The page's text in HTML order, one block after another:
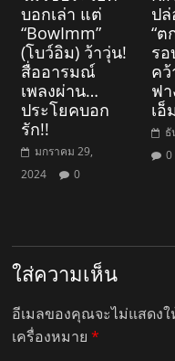
บอกเล่า แต่
“BowImm”
(โบว์อิม) ว้าวุ่น!
สื่ออารมณ์
เพลงผ่าน…
ประโยคบอก
รัก!!
มกราคม 29,
2024
0
ปล่
“ต
รอ
คว้
ฟา
เอ็
ธั
0
ใส่ความเห็น
อีเมลของคุณจะไม่แสดง
เครื่องหมาย*